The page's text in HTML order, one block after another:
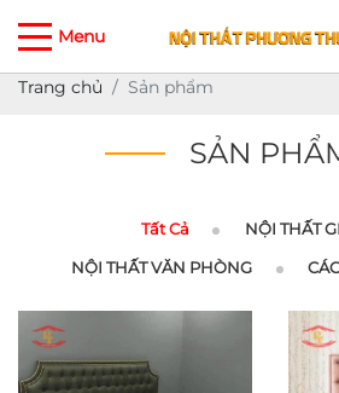
Menu
Trang chủ Sản phẩm
SẢN
Tất Cả
NỘI THẤT
NỘI THẤT VĂN PHÒNG